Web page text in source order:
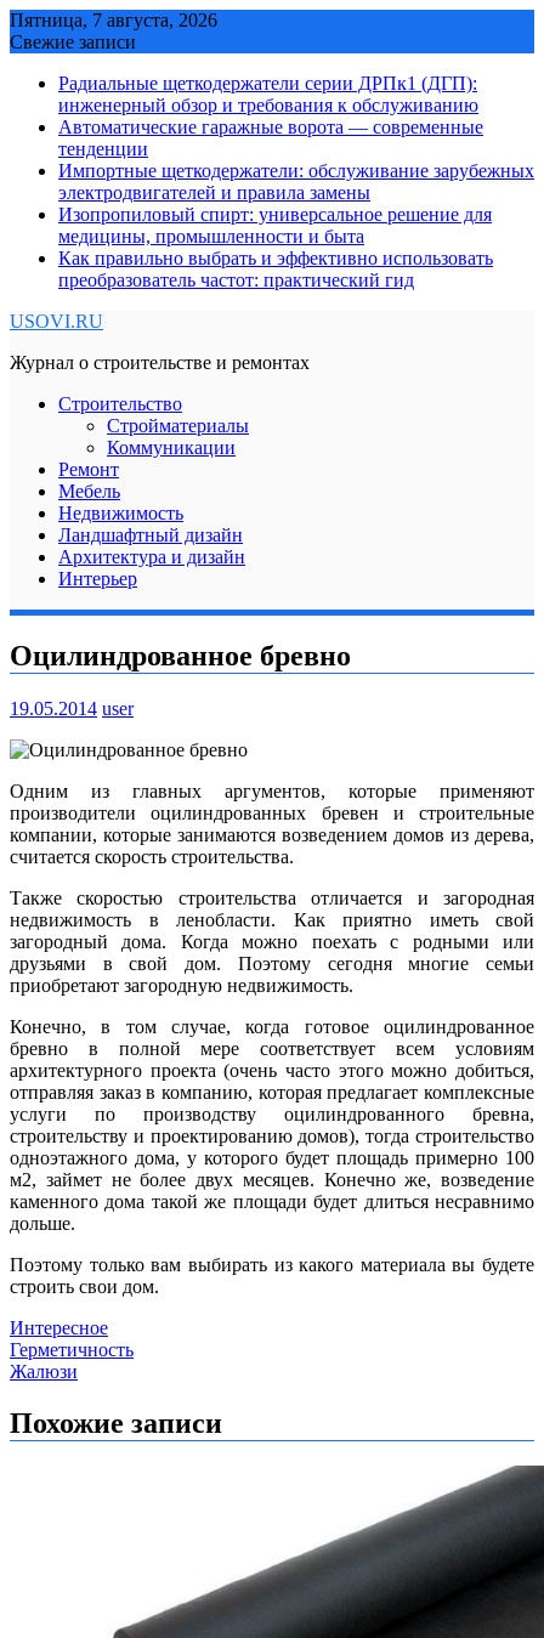
Skip
to
Пятница, 7 августа, 2026
Свежие записи
Радиальные щеткодержатели серии ДРПк1 (ДГП):
инженерный обзор и требования к обслуживанию
Автоматические гаражные ворота — современные
тенденции
Импортные щеткодержатели: обслуживание зарубежных
электродвигателей и правила замены
Изопропиловый спирт: универсальное решение для
медицины, промышленности и быта
Как правильно выбрать и эффективно использовать
преобразователь частот: практический гид
USOVI.RU
Журнал о строительстве и ремонтах
Строительство
Стройматериалы
Коммуникации
Ремонт
Мебель
Недвижимость
Ландшафтный дизайн
Архитектура и дизайн
Интерьер
Оцилиндрованное бревно
19.05.2014 user
Одним из главных аргументов, которые применяют
производители оцилиндрованных бревен и строительные
компании, которые занимаются возведением домов из дерева,
считается скорость строительства.
Также скоростью строительства отличается и загородная
недвижимость в ленобласти. Как приятно иметь свой
загородный дома. Когда можно поехать с родными или
друзьями в свой дом. Поэтому сегодня многие семьи
приобретают загородную недвижимость.
Конечно, в том случае, когда готовое оцилиндрованное
бревно в полной мере соответствует всем условиям
архитектурного проекта (очень часто этого можно добиться,
отправляя заказ в компанию, которая предлагает комплексные
услуги по производству оцилиндрованного бревна,
строительству и проектированию домов), тогда строительство
одноэтажного дома, у которого будет площадь примерно 100
м2, займет не более двух месяцев. Конечно же, возведение
каменного дома такой же площади будет длиться несравнимо
дольше.
Поэтому только вам выбирать из какого материала вы будете
строить свои дом.
Интересное
Навигация
по
записям
Герметичность
Жалюзи
Похожие записи